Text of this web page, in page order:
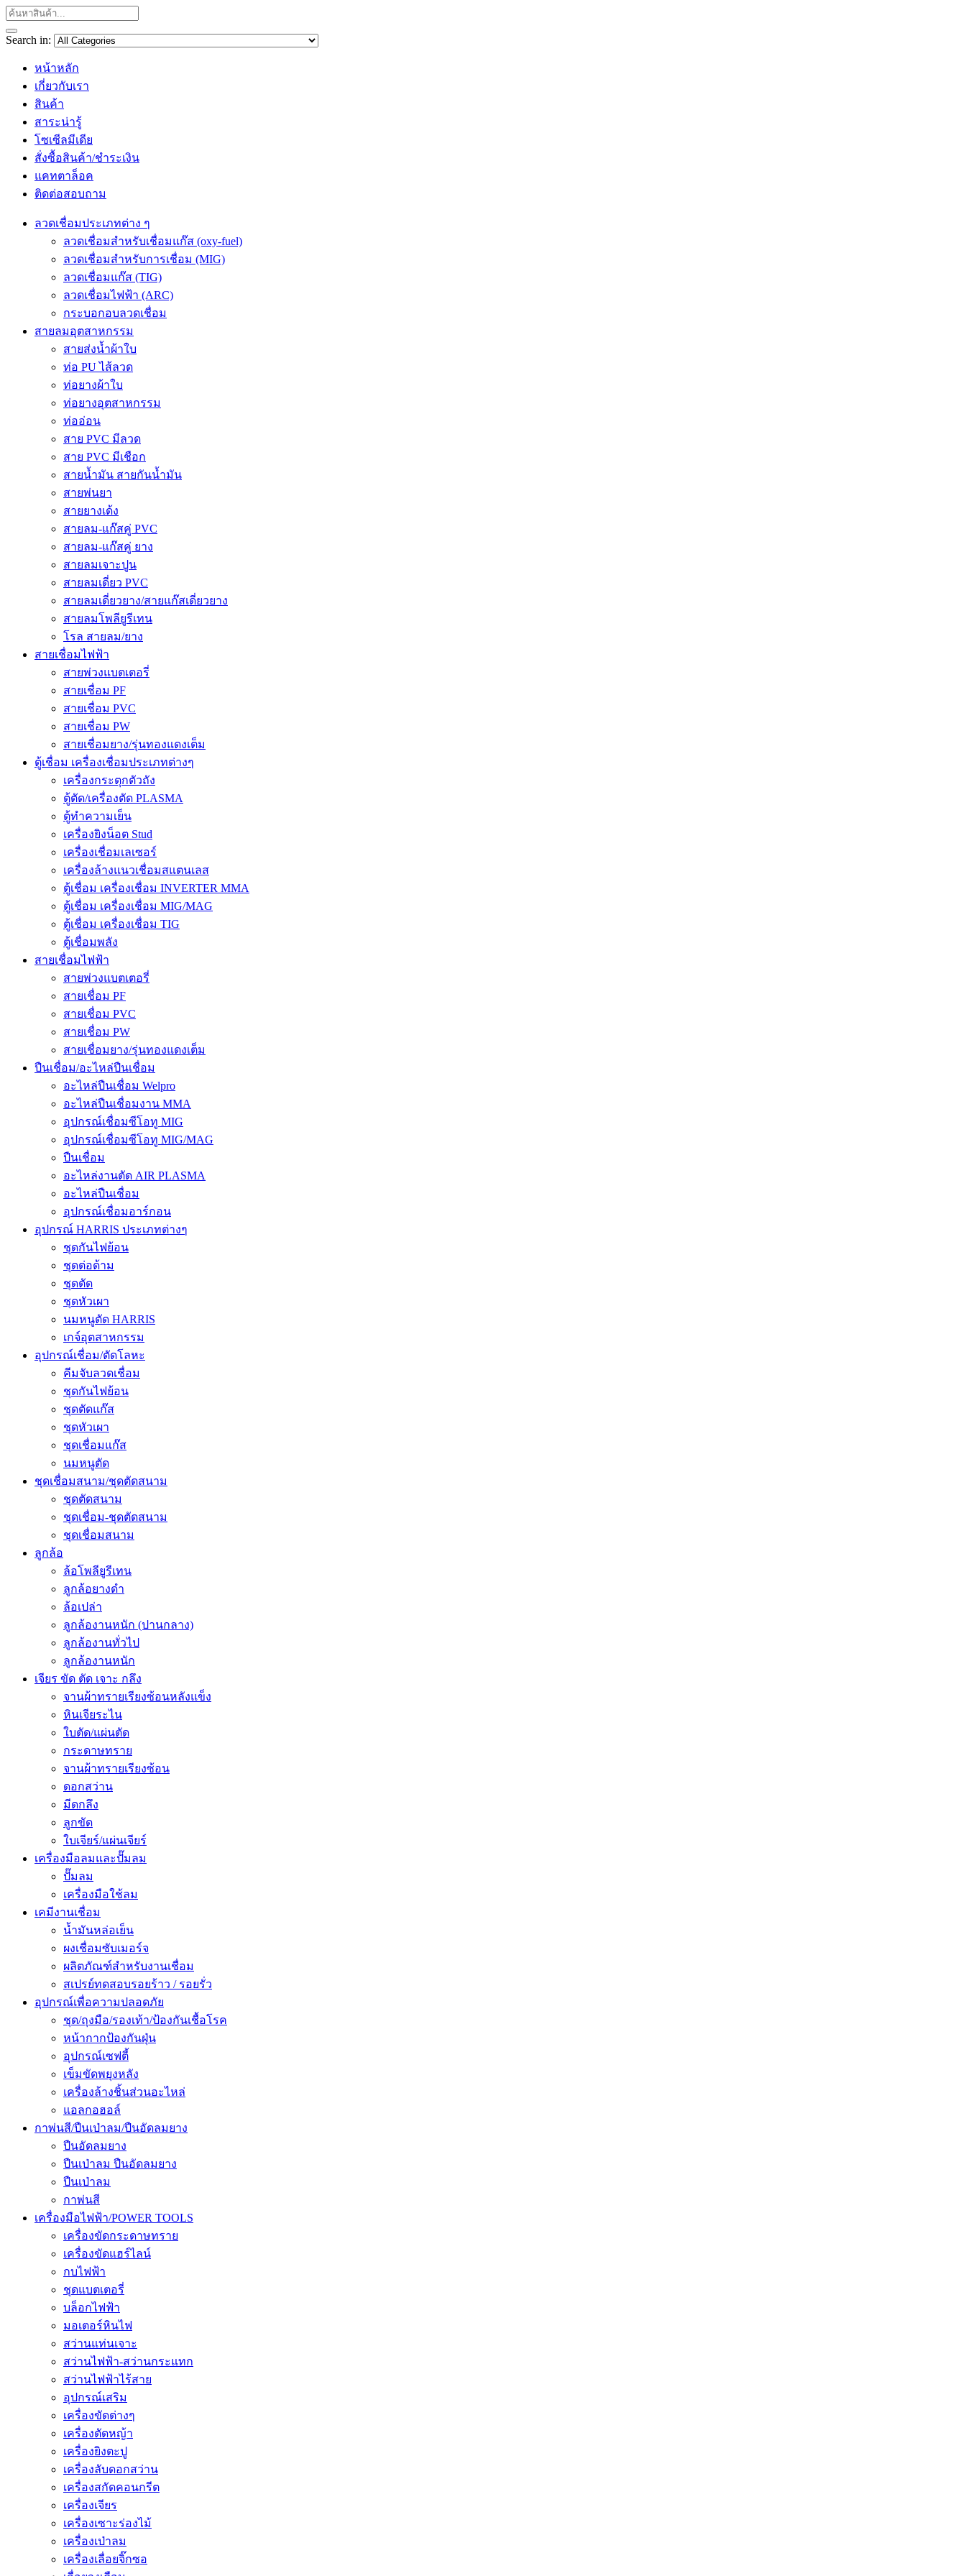
Search in:
หน้าหลัก
เกี่ยวกับเรา
สินค้า
สาระน่ารู้
โซเซีลมีเดีย
สั่งซื้อสินค้า/ชำระเงิน
แคทตาล็อค
ติดต่อสอบถาม
ลวดเชื่อมประเภทต่าง ๆ
ลวดเชื่อมสำหรับเชื่อมแก๊ส (oxy-fuel)
ลวดเชื่อมสำหรับการเชื่อม (MIG)
ลวดเชื่อมแก๊ส (TIG)
ลวดเชื่อมไฟฟ้า (ARC)
กระบอกอบลวดเชื่อม
สายลมอุตสาหกรรม
สายส่งน้ำผ้าใบ
ท่อ PU ไส้ลวด
ท่อยางผ้าใบ
ท่อยางอุตสาหกรรม
ท่ออ่อน
สาย PVC มีลวด
สาย PVC มีเชือก
สายน้ำมัน สายกันน้ำมัน
สายพ่นยา
สายยางเด้ง
สายลม-แก๊สคู่ PVC
สายลม-แก๊สคู่ ยาง
สายลมเจาะปูน
สายลมเดี่ยว PVC
สายลมเดี่ยวยาง/สายแก๊สเดี่ยวยาง
สายลมโพลียูรีเทน
โรล สายลม/ยาง
สายเชื่อมไฟฟ้า
สายพ่วงแบตเตอรี่
สายเชื่อม PF
สายเชื่อม PVC
สายเชื่อม PW
สายเชื่อมยาง/รุ่นทองแดงเต็ม
ตู้เชื่อม เครื่องเชื่อมประเภทต่างๆ
เครื่องกระตุกตัวถัง
ตู้ตัด/เครื่องตัด PLASMA
ตู้ทำความเย็น
เครื่องยิงน็อต Stud
เครื่องเชื่อมเลเซอร์
เครื่องล้างแนวเชื่อมสแตนเลส
ตู้เชื่อม เครื่องเชื่อม INVERTER MMA
ตู้เชื่อม เครื่องเชื่อม MIG/MAG
ตู้เชื่อม เครื่องเชื่อม TIG
ตู้เชื่อมพลัง
สายเชื่อมไฟฟ้า
สายพ่วงแบตเตอรี่
สายเชื่อม PF
สายเชื่อม PVC
สายเชื่อม PW
สายเชื่อมยาง/รุ่นทองแดงเต็ม
ปืนเชื่อม/อะไหล่ปืนเชื่อม
อะไหล่ปืนเชื่อม Welpro
อะไหล่ปืนเชื่อมงาน MMA
อุปกรณ์เชื่อมซีโอทู MIG
อุปกรณ์เชื่อมซีโอทู MIG/MAG
ปืนเชื่อม
อะไหล่งานตัด AIR PLASMA
อะไหล่ปืนเชื่อม
อุปกรณ์เชื่อมอาร์กอน
อุปกรณ์ HARRIS ประเภทต่างๆ
ชุดกันไฟย้อน
ชุดต่อด้าม
ชุดตัด
ชุดหัวเผา
นมหนูตัด HARRIS
เกจ์อุตสาหกรรม
อุปกรณ์เชื่อม/ตัดโลหะ
คีมจับลวดเชื่อม
ชุดกันไฟย้อน
ชุดตัดแก๊ส
ชุดหัวเผา
ชุดเชื่อมแก๊ส
นมหนูตัด
ชุดเชื่อมสนาม/ชุดตัดสนาม
ชุดตัดสนาม
ชุดเชื่อม-ชุดตัดสนาม
ชุดเชื่อมสนาม
ลูกล้อ
ล้อโพลียูรีเทน
ลูกล้อยางดำ
ล้อเปล่า
ลูกล้องานหนัก (ปานกลาง)
ลูกล้องานทั่วไป
ลูกล้องานหนัก
เจียร ขัด ตัด เจาะ กลึง
จานผ้าทรายเรียงซ้อนหลังแข็ง
หินเจียระไน
ใบตัด/แผ่นตัด
กระดาษทราย
จานผ้าทรายเรียงซ้อน
ดอกสว่าน
มีดกลึง
ลูกขัด
ใบเจียร์/แผ่นเจียร์
เครื่องมือลมและปั๊มลม
ปั๊มลม
เครื่องมือใช้ลม
เคมีงานเชื่อม
น้ำมันหล่อเย็น
ผงเชื่อมซับเมอร์จ
ผลิตภัณฑ์สำหรับงานเชื่อม
สเปรย์ทดสอบรอยร้าว / รอยรั่ว
อุปกรณ์เพื่อความปลอดภัย
ชุด/ถุงมือ/รองเท้า/ป้องกันเชื้อโรค
หน้ากากป้องกันฝุ่น
อุปกรณ์เซฟตี้
เข็มขัดพยุงหลัง
เครื่องล้างชิ้นส่วนอะไหล่
แอลกอฮอล์
กาพ่นสี/ปืนเป่าลม/ปืนอัดลมยาง
ปืนอัดลมยาง
ปืนเป่าลม ปืนอัดลมยาง
ปืนเป่าลม
กาพ่นสี
เครื่องมือไฟฟ้า/POWER TOOLS
เครื่องขัดกระดาษทราย
เครื่องขัดแฮร์ไลน์
กบไฟฟ้า
ชุดแบตเตอรี่
บล็อกไฟฟ้า
มอเตอร์หินไฟ
สว่านแท่นเจาะ
สว่านไฟฟ้า-สว่านกระแทก
สว่านไฟฟ้าไร้สาย
อุปกรณ์เสริม
เครื่องขัดต่างๆ
เครื่องตัดหญ้า
เครื่องยิงตะปู
เครื่องลับดอกสว่าน
เครื่องสกัดคอนกรีต
เครื่องเจียร
เครื่องเซาะร่องไม้
เครื่องเป่าลม
เครื่องเลื่อยจิ๊กซอ